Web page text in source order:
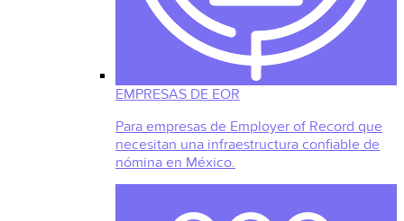
EMPRESAS DE EOR
Para empresas de Employer of Record que
necesitan una infraestructura confiable de
nómina en México.